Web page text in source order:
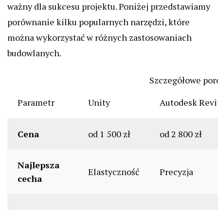
ważny dla sukcesu projektu. Poniżej przedstawiamy
porównanie kilku popularnych narzędzi, które
można wykorzystać w różnych zastosowaniach
budowlanych.
Szczegółowe
Parametr
Unity Autodesk
Cena od 1 500 zł od 2 800 zł
Najlepsza
cecha
Elastyczność Precyzja